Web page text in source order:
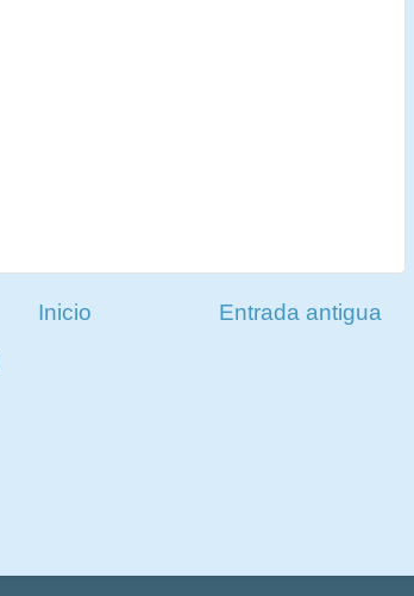
Entrada antigua
Inicio